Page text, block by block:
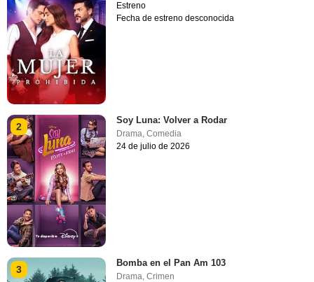
Estreno
Fecha de estreno desconocida
2
Soy Luna: Volver a Rodar
Drama,Comedia
24 de julio de 2026
3
Bomba en el Pan Am 103
Drama ,Crimen